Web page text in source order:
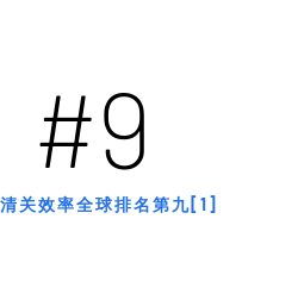
#9
关效率全球排名第九[1]